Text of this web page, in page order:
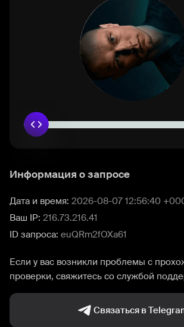
Информация о запросе
Дата и время: 2026-08-07 12:56:40
Ваш IP: 216.73.216.41
ID запроса: euQRm2fOXa61
Если у вас возникли проблемы с
проверки, свяжитесь со службой
Связаться в